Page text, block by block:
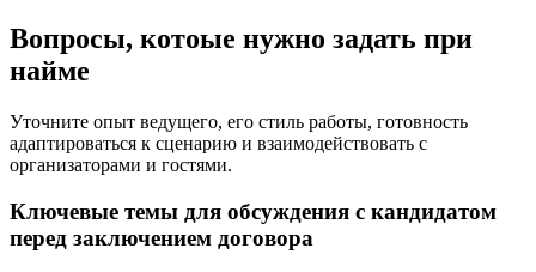
Вопросы, котоые нужно задать при
найме
Уточните опыт ведущего, его стиль работы, готовность
адаптироваться к сценарию и взаимодействовать с
организаторами и гостями.
Ключевые темы для обсуждения с кандидатом
перед заключением договора